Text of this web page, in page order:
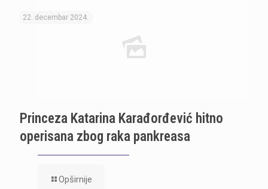
22. decembar 2024.
Princeza Katarina Karađorđević hitno
operisana zbog raka pankreasa
Opširnije